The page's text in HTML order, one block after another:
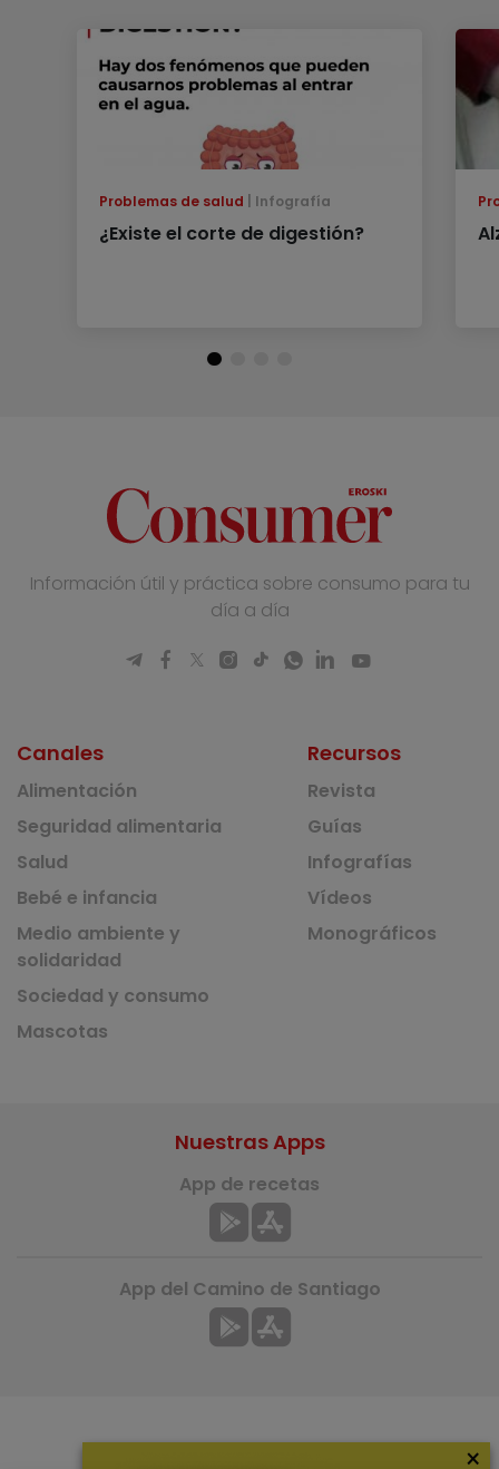
Problemas de salud Infografía
¿Existe el corte de digestión?
Información útil y práctica sobre consumo para tu
día a día
Canales
Alimentación
Seguridad alimentaria
Salud
Bebé e infancia
Medio ambiente y
solidaridad
Sociedad y consumo
Mascotas
Recursos
Revista
Guías
Infografías
Vídeos
Monográficos
Nuestras Apps
App de recetas
App del Camino de Santiago
×